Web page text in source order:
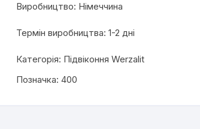
Виробництво: Німеччина
Термін виробництва: 1-2 дні
Категорія: Підвіконня Werzalit
Позначка: 400